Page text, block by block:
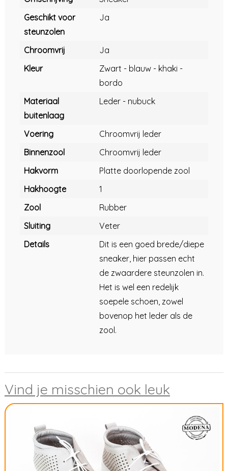
Geschikt voor
steunzolen
Ja
Chroomvrij
Ja
Kleur
Zwart - blauw - khaki -
bordo
Materiaal
buitenlaag
Leder - nubuck
Voering
Chroomvrij leder
Binnenzool
Chroomvrij leder
Hakvorm
Platte doorlopende zool
Hakhoogte
1
Zool
Rubber
Sluiting
Veter
Details
Dit is een goed brede/diepe
sneaker, hier passen echt
de zwaardere steunzolen in.
Het is wel een redelijk
soepele schoen, zowel
bovenop het leder als de
zool.
Vind je misschien ook leuk